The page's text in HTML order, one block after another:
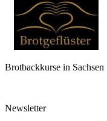
Brotbackkurse in Sachsen
Newsletter